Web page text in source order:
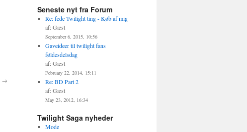
→
Seneste nyt fra Forum
Re: fede Twilight ting - Køb af mig
af: Gæst
September 6, 2015, 10:56
Gaveideer til twilight fans
føldesdelsdag
af: Gæst
February 22, 2014, 15:11
Re: BD Part 2
af: Gæst
May 23, 2012, 16:34
Twilight Saga nyheder
Mode